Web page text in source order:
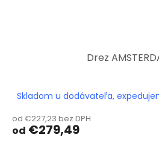
Drez
Skladom u dodávateľa,
od €227,23 bez DPH
od €279,49